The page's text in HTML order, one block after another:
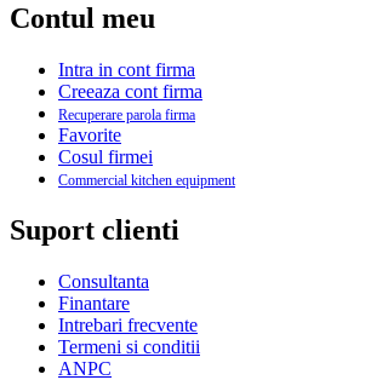
Contul meu
Intra in cont firma
Creeaza cont firma
Recuperare parola firma
Favorite
Cosul firmei
Commercial kitchen equipment
Suport clienti
Consultanta
Finantare
Intrebari frecvente
Termeni si conditii
ANPC